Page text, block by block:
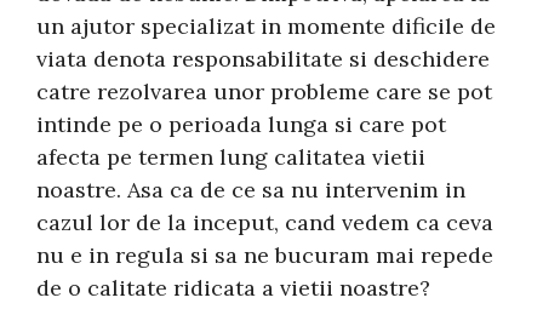
un ajutor specializat in momente dificile de
viata denota responsabilitate si deschidere
catre rezolvarea unor probleme care se pot
intinde pe o perioada lunga si care pot
afecta pe termen lung calitatea vietii
noastre. Asa ca de ce sa nu intervenim in
cazul lor de la inceput, cand vedem ca ceva
nu e in regula si sa ne bucuram mai repede
de o calitate ridicata a vietii noastre?